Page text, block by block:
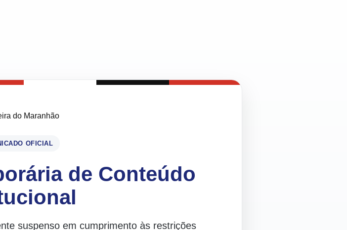
OFICIAL
de Conteúdo
suspenso em cumprimento às restrições